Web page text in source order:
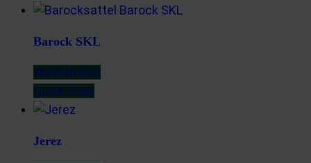
Barock SKL
Weiterlesen
Quick View
Jerez